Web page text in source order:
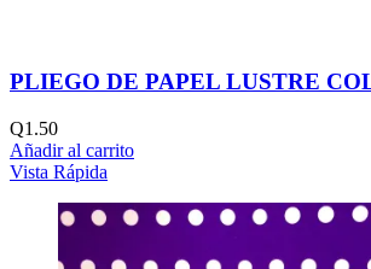
PLIEGO DE PAPEL LUSTRE
Q1.50
Añadir al carrito
Vista Rápida